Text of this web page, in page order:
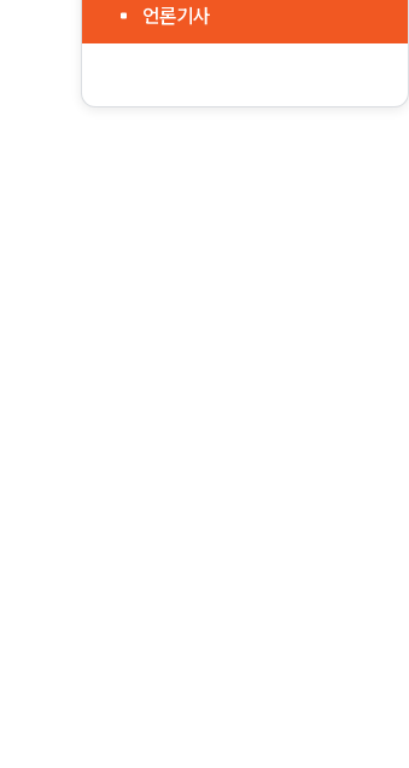
언론기사